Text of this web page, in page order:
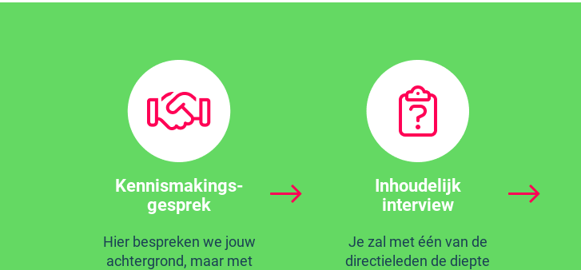
Kennismakings-
gesprek
Hier bespreken we jouw
achtergrond, maar met
Inhoudelijk
interview
Je zal met één van de
directieleden de diepte